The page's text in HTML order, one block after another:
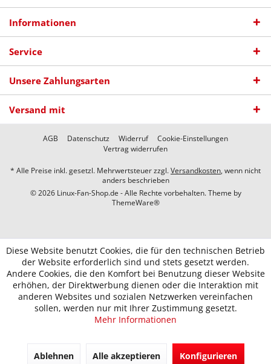
Informationen
Service
Unsere Zahlungsarten
Versand mit
AGB Datenschutz Widerruf
Cookie-Einstellungen
Vertrag widerrufen
* Alle Preise inkl. gesetzl. Mehrwertsteuer zzgl.Versandkosten, wenn nicht
anders beschrieben
© 2026 Linux-Fan-Shop.de - Alle Rechte vorbehalten. Theme by
ThemeWare®
Diese Website benutzt Cookies, die für den technischen Betrieb
der Website erforderlich sind und stets gesetzt werden.
Andere Cookies, die den Komfort bei Benutzung dieser Website
erhöhen, der Direktwerbung dienen oder die Interaktion mit
anderen Websites und sozialen Netzwerken vereinfachen
sollen, werden nur mit Ihrer Zustimmung gesetzt.
Mehr Informationen
Ablehnen Alle akzeptieren Konfigurieren